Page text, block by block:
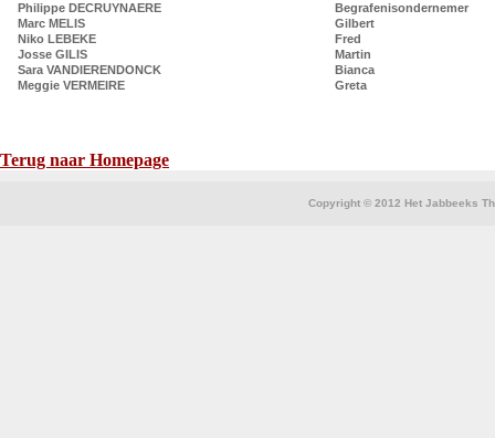
Philippe DECRUYNAERE
Begrafenisondernemer
Marc MELIS
Gilbert
Niko LEBEKE
Fred
Josse GILIS
Martin
Sara VANDIERENDONCK
Bianca
Meggie VERMEIRE
Greta
Terug naar Homepage
Copyright © 2012 Het Jabbeeks